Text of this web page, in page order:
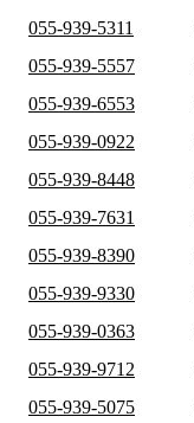
055-939-5311
055-939-5557
055-939-6553
055-939-0922
055-939-8448
055-939-7631
055-939-8390
055-939-9330
055-939-0363
055-939-9712
055-939-5075